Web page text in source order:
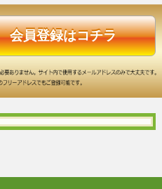
会員登録はコチラ